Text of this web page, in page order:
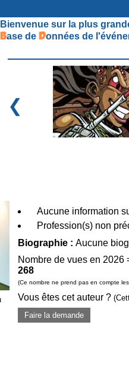
Bienvenue sur la plus
Base de Données de
❮
Aucune information
Profession(s) non
Biographie : Aucune
Nombre de vues en 2026
268
(Ce nombre ne prend pas en compte
Vous êtes cet auteur ?
Faire la demande